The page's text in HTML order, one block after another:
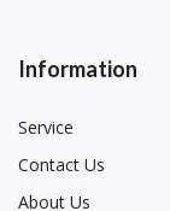
Information
Service
Contact Us
About Us